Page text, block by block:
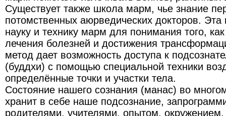
Существует также школа марм, чье знание
потомственных аюрведических докторов. Эта
науку и технику марм для понимания того,
лечения болезней и достижения
метод дает возможность доступа к
(буддхи) с помощью специальной техники
определённые точки и участки тела.
Состояние нашего сознания (манас) во
хранит в себе наше подсознание,
родителями, учителями, опытом, окружением,